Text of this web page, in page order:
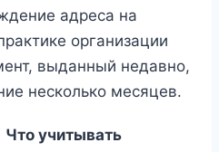
адреса на
организации
выданный недавно,
несколько месяцев.
Что учитывать